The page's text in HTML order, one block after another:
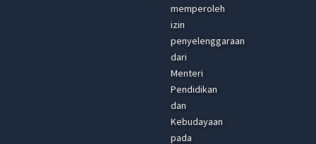
memperoleh
izin
penyelenggaraan
dari
Menteri
Pendidikan
dan
Kebudayaan
pada